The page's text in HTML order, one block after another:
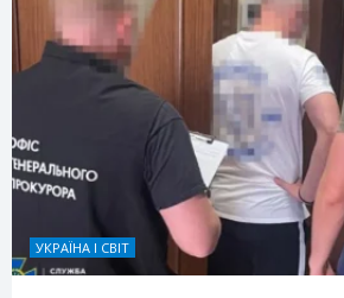
УКРАЇНА І СВІТ